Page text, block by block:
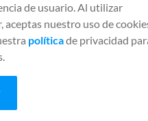
tiene un gran volumen
de posicionamiento en el
por países. Esto la hace
en Google.
de usuario. Al utilizar
aceptas nuestro uso de
políticade privacidad